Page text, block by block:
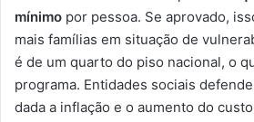
mínimo por pessoa. Se aprovado,
mais famílias em situação de
é de um quarto do piso nacional, o
programa. Entidades sociais
dada a inflação e o aumento do